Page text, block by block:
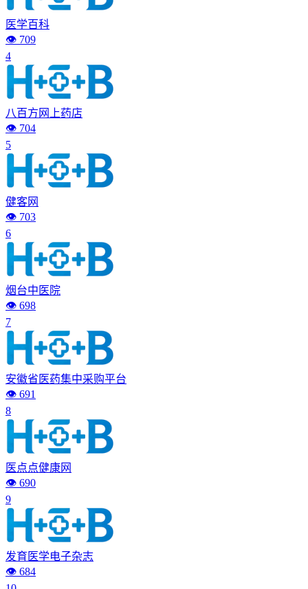
医学百科
👁️ 709
4
八百方网上药店
👁️ 704
5
健客网
👁️ 703
6
烟台中医院
👁️ 698
7
安徽省医药集中采购平台
👁️ 691
8
医点点健康网
👁️ 690
9
发育医学电子杂志
👁️ 684